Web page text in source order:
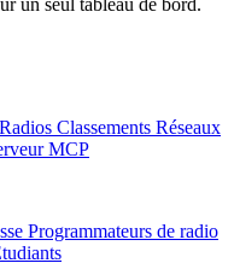
Radios Classements Réseaux
MCP
Programmateurs de radio